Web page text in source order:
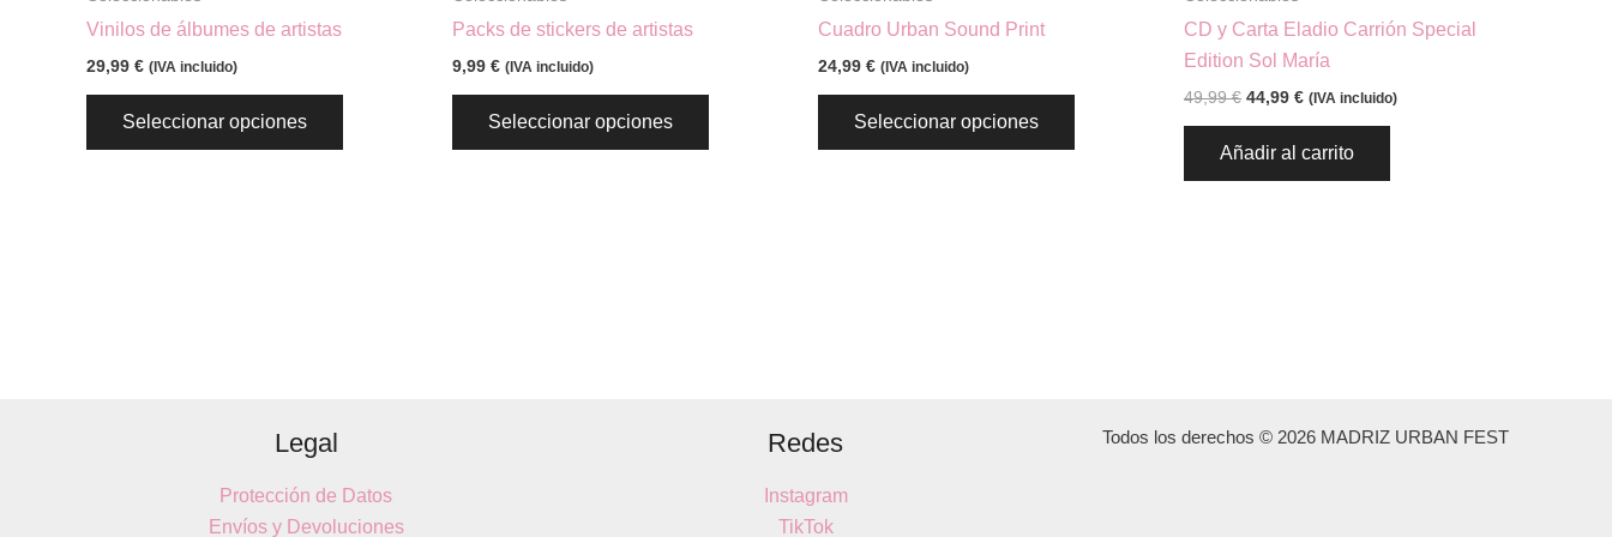
Vinilos de álbumes de artistas
29,99 € (IVA incluido)
Seleccionar opciones
Packs de stickers de artistas
9,99 € (IVA incluido)
Seleccionar opciones
Cuadro Urban Sound Print
24,99 € (IVA incluido)
Seleccionar opciones
CD y Carta Eladio Carrión Special
Edition Sol María
49,99€ 44,99 € (IVA incluido)
Añadir al carrito
Legal
Protección de Datos
Envíos y Devoluciones
Redes
Instagram
TikTok
Todos los derechos © 2026 MADRIZ URBAN FEST